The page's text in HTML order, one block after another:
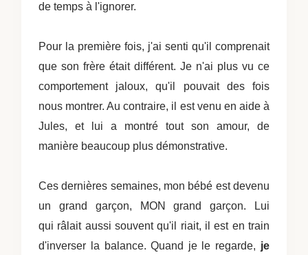
de temps à l'ignorer.
Pour la première fois, j'ai senti qu'il comprenait
que son frère était différent. Je n'ai plus vu ce
comportement jaloux, qu'il pouvait des fois
nous montrer. Au contraire, il est venu en aide à
Jules, et lui a montré tout son amour, de
manière beaucoup plus démonstrative.
Ces dernières semaines, mon bébé est devenu
un grand garçon, MON grand garçon.
Lui
qui râlaitaussi souvent qu'il riait, il est en train
d'inverser la balance.Quand je le regarde, je